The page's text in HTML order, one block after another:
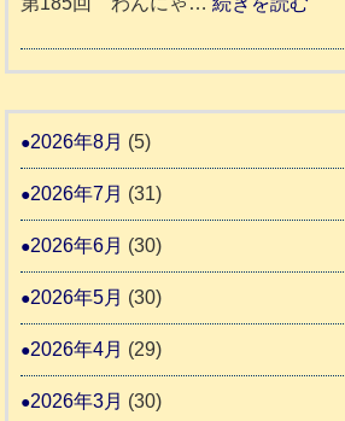
ま
ま
動
進
会
8
わ
ゃ
っ
2026年8月 (5)
2026年7月 (31)
2026年6月 (30)
2026年5月 (30)
2026年4月 (29)
2026年3月 (30)